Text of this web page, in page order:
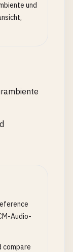
und
Audio-
compare